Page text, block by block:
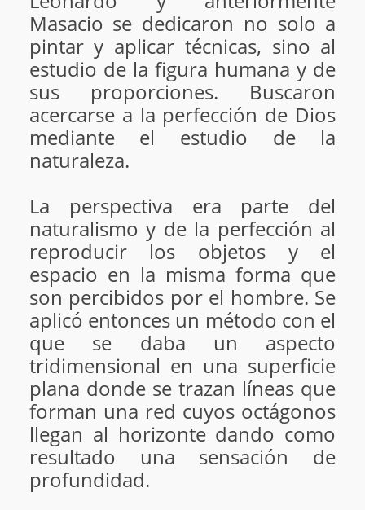
Masacio se dedicaron no solo a
pintar y aplicar técnicas, sino al
estudio de la figura humana y de
sus proporciones. Buscaron
acercarse a la perfección de Dios
mediante el estudio de la
naturaleza.
La perspectiva era parte del
naturalismo y de la perfección al
reproducir los objetos y el
espacio en la misma forma que
son percibidos por el hombre. Se
aplicó entonces un método con el
que se daba un aspecto
tridimensional en una superficie
plana donde se trazan líneas que
forman una red cuyos octágonos
llegan al horizonte dando como
resultado una sensación de
profundidad.